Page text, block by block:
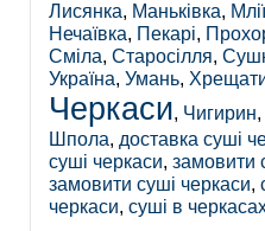
Лисянка, Маньківка,
Нечаївка, Пекарі,
Сміла, Старосілля,
Україна, Умань,
Черкаси, Чигирин,
Шпола, доставка суші
суші черкаси, замовити
замовити суші черкаси,
черкаси, суші в